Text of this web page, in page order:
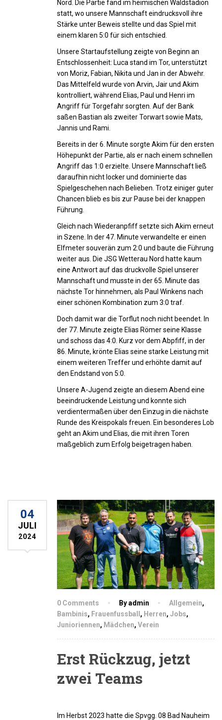
Nord. Die Partie fand im heimischen Waldstadion
statt, wo unsere Mannschaft eindrucksvoll ihre
Stärke unter Beweis stellte und das Spiel mit
einem klaren 5:0 für sich entschied.
Unsere Startaufstellung zeigte von Beginn an
Entschlossenheit: Luca stand im Tor, unterstützt
von Moriz, Fabian, Nikita und Jan in der Abwehr.
Das Mittelfeld wurde von Arvin, Jair und Akim
kontrolliert, während Elias, Paul und Henri im
Angriff für Torgefahr sorgten. Auf der Bank
saßen Bastian als zweiter Torwart sowie Mats,
Jannis und Rami.
Bereits in der 6. Minute sorgte Akim für den ersten
Höhepunkt der Partie, als er nach einem schnellen
Angriff das 1:0 erzielte. Unsere Mannschaft ließ
daraufhin nicht locker und dominierte das
Spielgeschehen nach Belieben. Trotz einiger guter
Chancen blieb es bis zur Pause bei der knappen
Führung.
Gleich nach Wiederanpfiff setzte sich Akim erneut
in Szene. In der 47. Minute verwandelte er einen
Elfmeter souverän zum 2:0 und baute die Führung
weiter aus. Die JSG Wetterau Nord hatte kaum
eine Antwort auf das druckvolle Spiel unserer
Mannschaft und musste in der 65. Minute das
nächste Tor hinnehmen, als Paul Winkens nach
einer schönen Kombination zum 3:0 traf.
Doch damit war die Torflut noch nicht beendet. In
der 77. Minute zeigte Elias Römer seine Klasse
und schoss das 4:0. Kurz vor dem Abpfiff, in der
86. Minute, krönte Elias seine starke Leistung mit
einem weiteren Treffer und erhöhte damit auf
den Endstand von 5:0.
Unsere A-Jugend zeigte an diesem Abend eine
beeindruckende Leistung und konnte sich
verdientermaßen über den Einzug in die nächste
Runde des Kreispokals freuen. Ein besonderes Lob
geht an Akim und Elias, die mit ihren Toren
maßgeblich zum Erfolg beigetragen haben.
04
JULI
2024
0 Comments By admin Allgemein,
Bambinis, Frauenfussball , Herren, Jobs,
Junioriennen, Mädchen, Verein
Erst Rückzug, jetzt
zwei Teams
Im Herbst 2023 hatte die Spvgg. 08 Bad Nauheim